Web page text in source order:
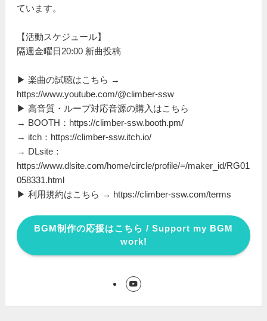
ています。
【活動スケジュール】
隔週金曜日20:00 新曲投稿
▶ 楽曲の試聴はこちら →
https://www.youtube.com/@climber-ssw
▶ 高音質・ループ対応音源の購入はこちら
→ BOOTH：https://climber-ssw.booth.pm/
→ itch：https://climber-ssw.itch.io/
→ DLsite：
https://www.dlsite.com/home/circle/profile/=/maker_id/RG01
058331.html
▶ 利用規約はこちら → https://climber-ssw.com/terms
BGM制作の応援はこちら / Support my BGM
work!